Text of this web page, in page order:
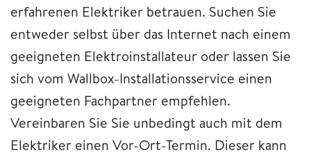
erfahrenen Elektriker betrauen. Suchen Sie
entweder selbst über das Internet nach einem
geeigneten Elektroinstallateur oder lassen Sie
sich vom Wallbox-Installationsservice einen
geeigneten Fachpartner empfehlen.
Vereinbaren Sie Sie unbedingt auch mit dem
Elektriker einen Vor-Ort-Termin. Dieser kann